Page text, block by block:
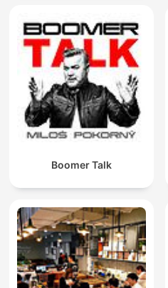
Boomer Talk